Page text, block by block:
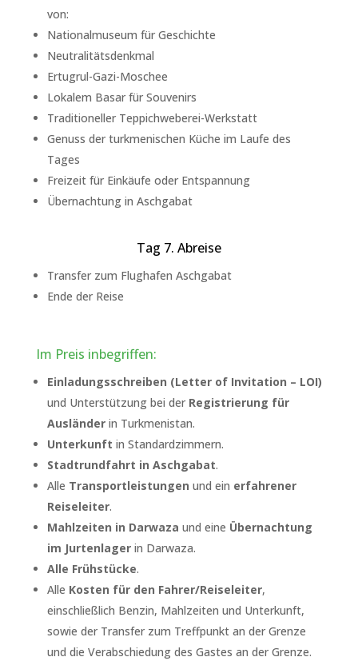
von:
Nationalmuseum für Geschichte
Neutralitätsdenkmal
Ertugrul-Gazi-Moschee
Lokalem Basar für Souvenirs
Traditioneller Teppichweberei-Werkstatt
Genuss der turkmenischen Küche im Laufe des
Tages
Freizeit für Einkäufe oder Entspannung
Übernachtung in Aschgabat
Tag 7. Abreise
Transfer zum Flughafen Aschgabat
Ende der Reise
Im Preis inbegriffen:
Einladungsschreiben (Letter of Invitation – LOI)
und Unterstützung bei der Registrierung für
Ausländerin Turkmenistan.
Unterkunft in Standardzimmern.
Stadtrundfahrt in Aschgabat.
Alle Transportleistungen und ein erfahrener
Reiseleiter.
Mahlzeiten in Darwaza und eine Übernachtung
im Jurtenlagerin Darwaza.
Alle Frühstücke.
Alle Kosten für den Fahrer/Reiseleiter,
einschließlich Benzin, Mahlzeiten und Unterkunft,
sowie der Transfer zum Treffpunkt an der Grenze
und die Verabschiedung des Gastes an der Grenze.